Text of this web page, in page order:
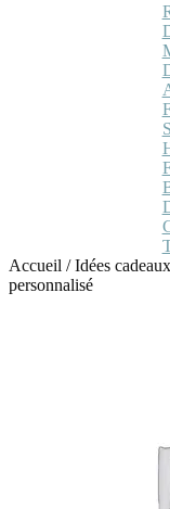
Accueil /Idées cadeaux
personnalisé